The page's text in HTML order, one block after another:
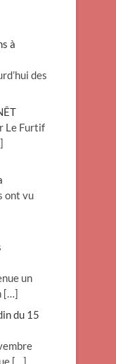
à
des
Le Furtif
ont vu
un
[…]
du 15
[…]